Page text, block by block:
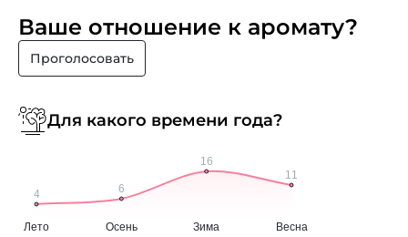
Ваше отношение к аромату?
Проголосовать
Для какого времени года?